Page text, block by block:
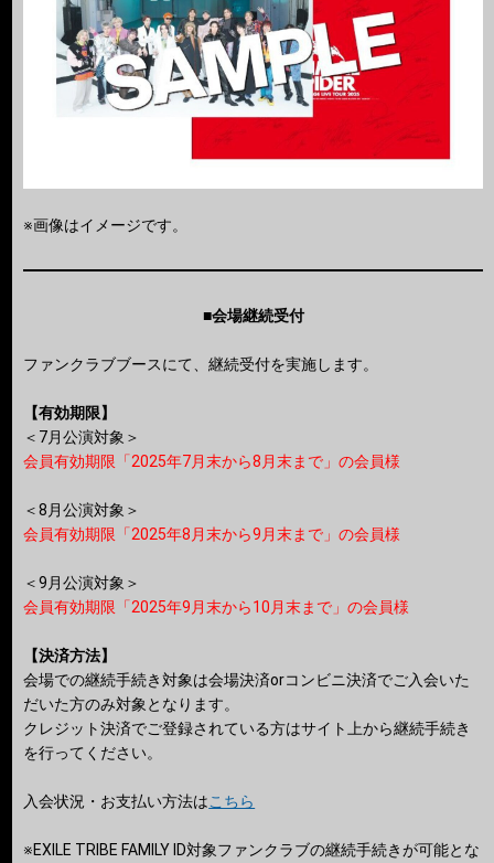
※画像はイメージです。
■会場継続受付
ファンクラブブースにて、継続受付を実施します。
【有効期限】
＜7月公演対象＞
会員有効期限「2025年7月末から8月末まで」の会員様
＜8月公演対象＞
会員有効期限「2025年8月末から9月末まで」の会員様
＜9月公演対象＞
会員有効期限「2025年9月末から10月末まで」の会員様
【決済方法】
会場での継続手続き対象は会場決済orコンビニ決済でご入会いた
だいた方のみ対象となります。
クレジット決済でご登録されている方はサイト上から継続手続き
を行ってください。
入会状況・お支払い方法はこちら
※EXILE TRIBE FAMILY ID対象ファンクラブの継続手続きが可能とな